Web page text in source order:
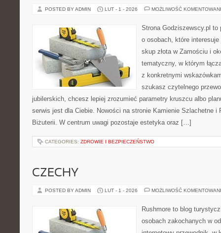
POSTED BY ADMIN LUT - 1 - 2026 MOŻLIWOŚĆ
Strona Godziszewscy.pl
o osobach, które
skup złota w Zamościu i
tematyczny, w którym
z konkretnymi
szukasz czytelnego
jubilerskich, chcesz lepiej zrozumieć parametry kruszcu albo
serwis jest dla Ciebie. Nowości na stronie Kamienie Szlachetne i
Biżuterii. W centrum uwagi pozostaje estetyka oraz […]
CATEGORIES: ZDROWIE I BEZPIECZEŃSTWO
CZECHY
POSTED BY ADMIN LUT - 1 - 2026 MOŻLIWOŚĆ
Rushmore to blog
osobach zakochanych w